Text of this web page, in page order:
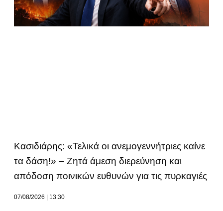
Κασιδιάρης: «Τελικά οι ανεμογεννήτριες καίνε
τα δάση!» – Ζητά άμεση διερεύνηση και
απόδοση ποινικών ευθυνών για τις πυρκαγιές
07/08/2026 13:30